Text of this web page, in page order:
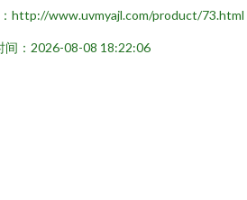
http://www.uvmyajl.com/product/73.html
间：2026-08-08 18:22:06